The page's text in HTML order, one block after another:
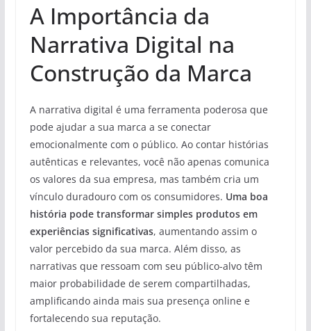
A Importância da
Narrativa Digital na
Construção da Marca
A narrativa digital é uma ferramenta poderosa que
pode ajudar a sua marca a se conectar
emocionalmente com o público. Ao contar histórias
autênticas e relevantes, você não apenas comunica
os valores da sua empresa, mas também cria um
vínculo duradouro com os consumidores. Uma boa
história pode transformar simples produtos em
experiências significativas, aumentando assim o
valor percebido da sua marca. Além disso, as
narrativas que ressoam com seu público-alvo têm
maior probabilidade de serem compartilhadas,
amplificando ainda mais sua presença online e
fortalecendo sua reputação.